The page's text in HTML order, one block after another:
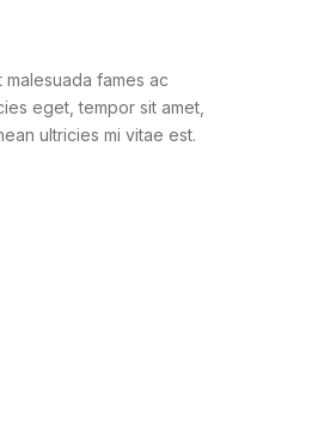
fames ac
eget, tempor sit amet,
ultricies mi vitae est.